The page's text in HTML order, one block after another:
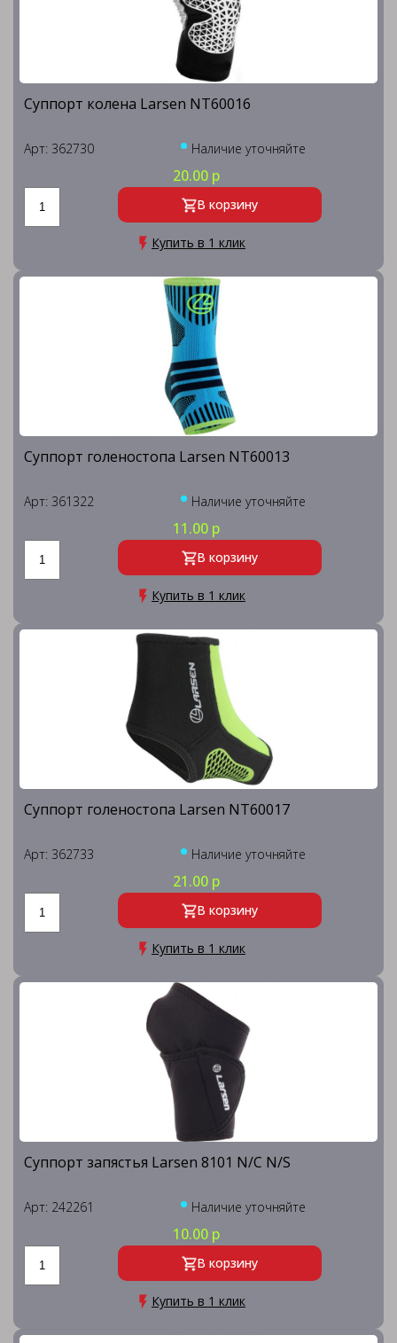
Суппорт колена Larsen NT60016
Арт: 362730 Наличие уточняйте
20.00 р
В корзину
Купить в 1 клик
Суппорт голеностопа Larsen NT60013
Арт: 361322 Наличие уточняйте
11.00 р
В корзину
Купить в 1 клик
Суппорт голеностопа Larsen NT60017
Арт: 362733 Наличие уточняйте
21.00 р
В корзину
Купить в 1 клик
Суппорт запястья Larsen 8101 N/C N/S
Арт: 242261 Наличие уточняйте
10.00 р
В корзину
Купить в 1 клик